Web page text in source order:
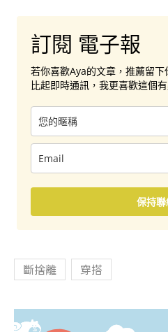
訂閱 電子報
若你喜歡Aya的文章，推薦留下
比起即時通訊，我更喜歡這個
保持
斷捨離 穿搭